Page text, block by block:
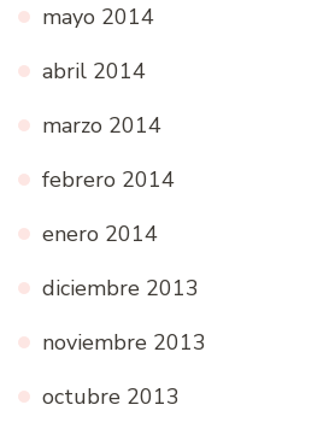
mayo 2014
abril 2014
marzo 2014
febrero 2014
enero 2014
diciembre 2013
noviembre 2013
octubre 2013